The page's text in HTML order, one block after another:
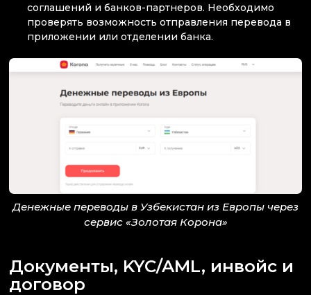
соглашений и банков-партнеров. Необходимо
проверять возможность отправления перевода в
приложении или отделении банка.
Денежные переводы в Узбекистан из Европы через
сервис «Золотая Корона»
Документы, KYC/AML, инвойс и
договор